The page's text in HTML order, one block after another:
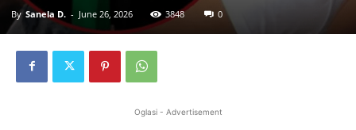
By Sanela D. - June 26, 2026 3848 0
Oglasi - Advertisement